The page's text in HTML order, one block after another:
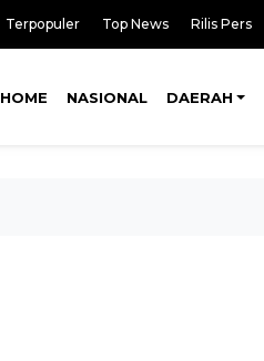
Terpopuler Top News Rilis Pers
HOME NASIONAL DAERAH